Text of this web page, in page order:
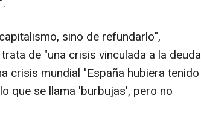
sino de refundarlo",
de "una crisis vinculada a la deuda
crisis mundial "España hubiera tenido
que se llama 'burbujas', pero no